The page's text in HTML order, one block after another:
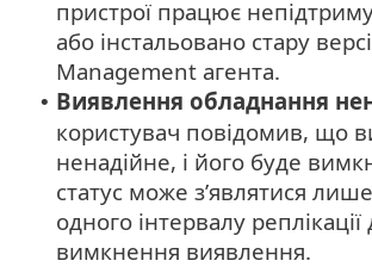
пристрої працює
або інстальовано стару
Management агента.
• Виявлення обладнання
користувач повідомив, що
ненадійне, і його буде
статус може з’являтися
одного інтервалу реплікації
вимкнення виявлення.